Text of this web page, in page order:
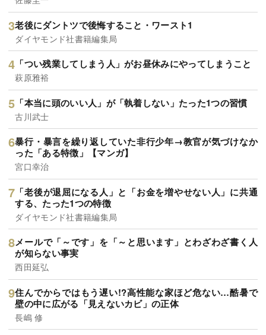
老後にダントツで後悔すること・ワースト1
ダイヤモンド社書籍編集局
「つい残業してしまう人」がお昼休みにやってしまうこと
萩原雅裕
「本当に頭のいい人」が「執着しない」たった1つの習慣
古川武士
暴行・暴言を繰り返していた非行少年→教官が気づけなか
った「ある特徴」【マンガ】
宮口幸治
「老後が退屈になる人」と「お金を増やせない人」に共通
する、たった1つの特徴
ダイヤモンド社書籍編集局
メールで「～です」を「～と思います」とわざわざ書く人
が知らない事実
西田延弘
住んでからではもう遅い!?高性能な家ほど危ない…酷暑で
壁の中に広がる「見えないカビ」の正体
長嶋 修